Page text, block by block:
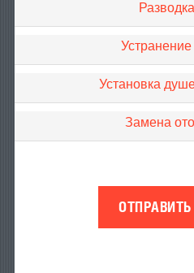
Установка
Замена